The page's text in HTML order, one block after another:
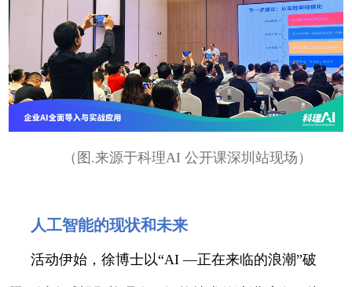
（图.来源于科理AI 公开课深圳站现场）
人工智能的现状和未来
活动伊始，徐博士以“AI —正在来临的浪潮”破